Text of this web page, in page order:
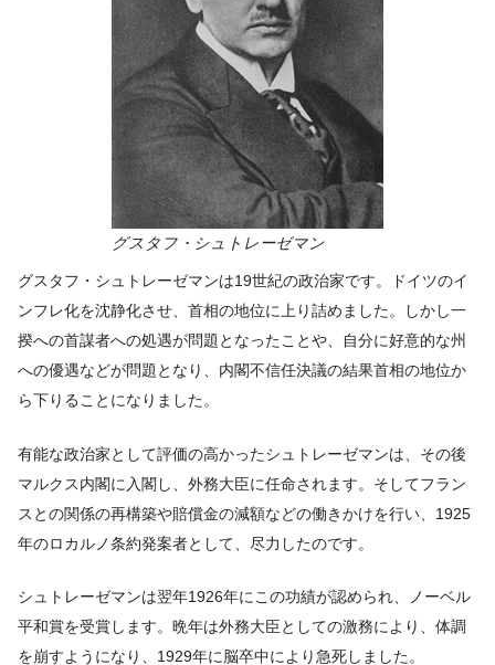
グスタフ・シュトレーゼマン
グスタフ・シュトレーゼマンは19世紀の政治家です。ドイツのイ
ンフレ化を沈静化させ、首相の地位に上り詰めました。しかし一
揆への首謀者への処遇が問題となったことや、自分に好意的な州
への優遇などが問題となり、内閣不信任決議の結果首相の地位か
ら下りることになりました。
有能な政治家として評価の高かったシュトレーゼマンは、その後
マルクス内閣に入閣し、外務大臣に任命されます。そしてフラン
スとの関係の再構築や賠償金の減額などの働きかけを行い、1925
年のロカルノ条約発案者として、尽力したのです。
シュトレーゼマンは翌年1926年にこの功績が認められ、ノーベル
平和賞を受賞します。晩年は外務大臣としての激務により、体調
を崩すようになり、1929年に脳卒中により急死しました。